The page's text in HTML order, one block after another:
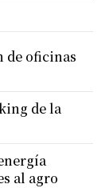
de oficinas
de la
al agro